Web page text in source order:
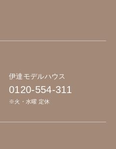
伊達モデルハウス
0120-554-311
※火・水曜 定休